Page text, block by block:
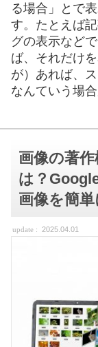
る場合」とで
す。たとえば
グの表示など
ば、それだけ
が）あれば、
なんていう場
画像の著
は？
画像を簡
2025.04.01